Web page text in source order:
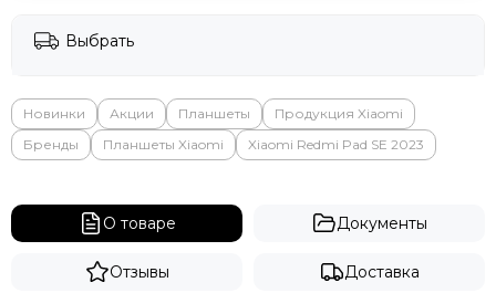
ZTE
Выбрать
Новинки Акции Планшеты
Продукция Xiaomi
Бренды
Планшеты Xiaomi Xiaomi Redmi Pad SE 2023
О товаре Документы
Отзывы Доставка